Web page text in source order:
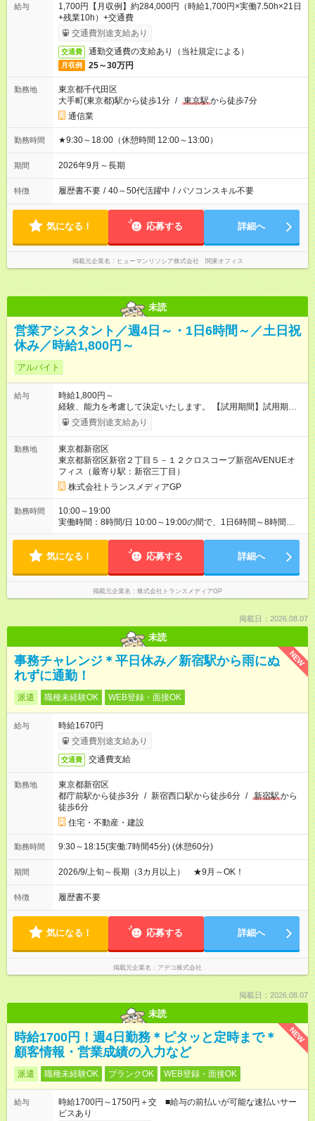
給与
1,700円【月収例】約284,000円（時給1,700円×実働7.50h×21日
+残業10h）+交通費
交通費別途支給あり
交通費 通勤交通費の支給あり（当社規定による）
月収例 25～30万円
勤務地
東京都千代田区
大手町(東京都)駅から徒歩1分 / 東京駅から徒歩7分
通信業
勤務時間 ★9:30～18:00（休憩時間 12:00～13:00）
期間 2026年9月～長期
特徴 履歴書不要 / 40～50代活躍中 / パソコンスキル不要
気になる！ 応募する 詳細へ
掲載元企業名 ヒューマンリソシア株式会社 関東オフィス
未読
営業アシスタント／週4日～・1日6時間～／土日祝
休み／時給1,800円～
アルバイト
給与
時給1,800円～
経験、能力を考慮して決定いたします。 【試用期間】試用期間
あり 試用期間の長さ：2ヶ月 雇用形態、給与は本採用時と同じ
です。
交通費別途支給あり
勤務地
東京都新宿区
東京都新宿区新宿２丁目５－１２クロスコープ新宿AVENUEオ
フィス（最寄り駅：新宿三丁目）
株式会社トランスメディアGP
勤務時間
10:00～19:00
実働時間：8時間/日 10:00～19:00の間で、1日6時間～8時間、
週4～5日の勤務を想定しています。勤務時間はご相談に応じま
数の多い方を歓迎します。業務に慣れた後は、週1～2日の在宅
気になる！ 応募する 詳細へ
掲載元企業名 株式会社トランスメディアGP
掲載日：2026.08.07
未読
NEW
事務チャレンジ＊平日休み／新宿駅から雨にぬ
れずに通勤！
派遣 職種未経験OK WEB登録・面接OK
給与
時給1670円
交通費別途支給あり
交通費 交通費支給
勤務地
東京都新宿区
都庁前駅から徒歩3分 / 新宿西口駅から徒歩6分 / 新宿駅から
徒歩6分
住宅・不動産・建設
勤務時間 9:30～18:15(実働:7時間45分) (休憩60分)
期間 2026/9/上旬～長期（3カ月以上） ★9月～OK！
特徴 履歴書不要
気になる！ 応募する 詳細へ
掲載元企業名 アデコ株式会社
掲載日：2026.08.07
未読
NEW
時給1700円！週4日勤務＊ピタッと定時まで＊
顧客情報・営業成績の入力など
派遣 職種未経験OK ブランクOK WEB登録・面接OK
給与
時給1700円～1750円＋交 ■給与の前払いが可能な速払いサー
ビスあり